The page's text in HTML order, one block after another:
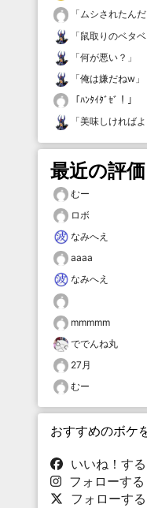
「ムシされたんだ
「鼠取りのベタ
「何が悪い？ 」
「俺は嫌だねw 」
「ﾊﾝﾀｲﾀﾞｾﾞ！ 」
「美味しければよ
最近の評
むー
ロボ
なみへえ
aaaa
なみへえ
mmmmm
ででんね丸
27月
むー
おすすめのボケ
いいね！する
フォローする
フォローする